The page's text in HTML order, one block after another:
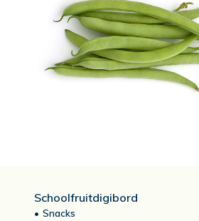
Schoolfruitdigibord
Snacks